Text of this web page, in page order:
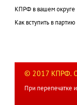
КПРФ в вашем округе
Как вступить в партию
© 2017 КПРФ.
При перепечатке